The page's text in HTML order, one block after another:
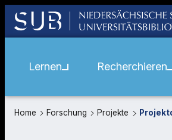
Lernen Recherchieren
Home Forschung Projekte